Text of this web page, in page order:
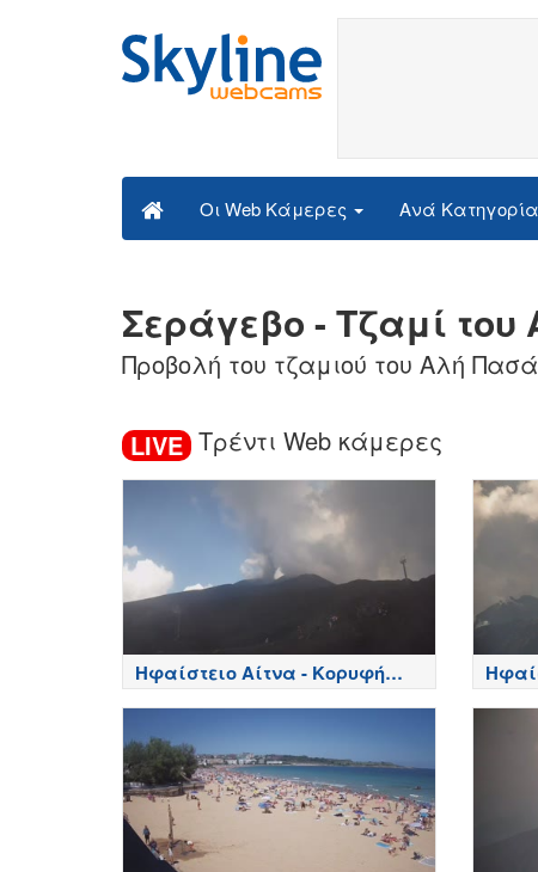
Οι Web Κάμερες Ανά Κατηγορία
Σεράγεβο - Τζαμί
Προβολή του τζαμιού του Αλή
LIVE Τρέντι Web κάμερες
Ηφαίστειο Αίτνα - Κορυφή
κρατήρων, Etna